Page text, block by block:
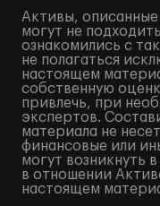
Активы,
могут не
ознакомились с
не полагаться
настоящем
собственную
привлечь, при
экспертов.
материала не
финансовые или
могут возникнуть
в отношении
настоящем